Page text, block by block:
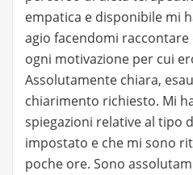
empatica e disponibile mi
agio facendomi
ogni motivazione per cui
Assolutamente chiara,
chiarimento richiesto. Mi
spiegazioni relative al tipo
impostato e che mi sono
poche ore. Sono